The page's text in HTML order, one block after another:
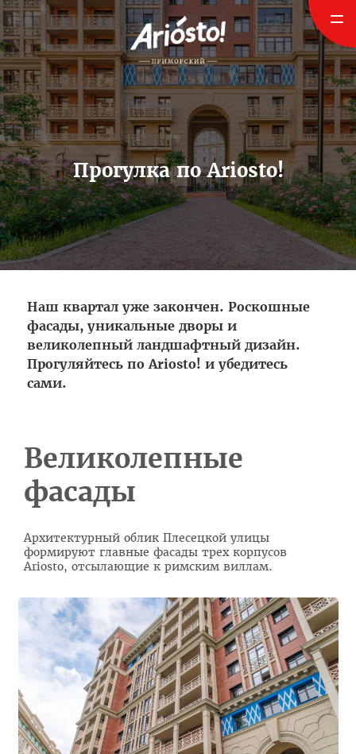
Прогулка по Ariosto!
Наш квартал уже закончен. Роскошные
фасады, уникальные дворы и
великолепный ландшафтный дизайн.
Прогуляйтесь по Ariosto! и убедитесь
сами.
Великолепные
фасады
Архитектурный облик Плесецкой улицы
формируют главные фасады трех корпусов
Ariosto, отсылающие к римским виллам.